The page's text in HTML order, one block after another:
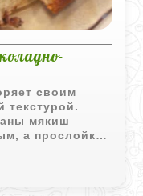
своим
текстурой.
мякиш
а прослойка
орехов и